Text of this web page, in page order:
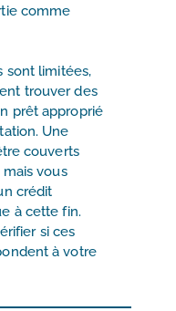
comme
sont limitées,
trouver des
prêt approprié
Une
couverts
vous
crédit
à cette fin.
si ces
à votre